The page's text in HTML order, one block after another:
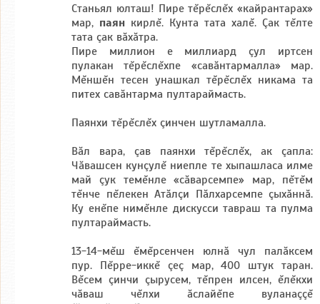
Станьял юлташ! Пире тĕрĕслĕх «кайрантарах»
мар, паян кирлĕ. Кунта тата халĕ. Çак тĕлте
тата çак вăхăтра.
Пире миллион е миллиард çул иртсен
пулакан тĕрĕслĕхпе «савăнтармалла» мар.
Мĕншĕн тесен унашкал тĕрĕслĕх никама та
питех савăнтарма пултараймасть.
Паянхи тĕрĕслĕх çинчен шутламалла.
Вăл вара, çав паянхи тĕрĕслĕх, ак çапла:
Чăвашсен кунçулĕ ниепле те хыпашласа илме
май çук темĕнле «сăварсемпе» мар, пĕтĕм
тĕнче пĕлекен Атăлçи Пăлхарсемпе çыхăннă.
Ку енĕпе нимĕнле дискусси тавраш та пулма
пултараймасть.
13-14-мĕш ĕмĕрсенчен юлнă чул палăксем
пур. Пĕрре-иккĕ çеç мар, 400 штук таран.
Вĕсем çинчи çырусем, тĕпрен илсен, ĕлĕкхи
чăваш чĕлхи ăслайĕпе вуланаççĕ